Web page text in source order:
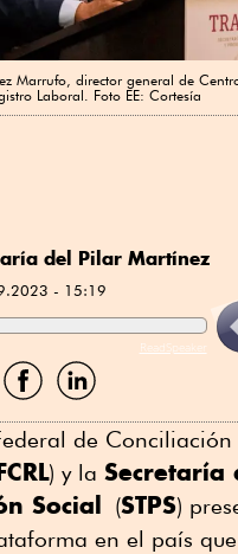
Marrufo, director general de
Laboral. Foto EE: Cortesía
del Pilar Martínez
- 15:19
ReadSpeaker
Compartir
por
Compartir
por
de Conciliación
) y la Secretaría
Social (STPS)
en el país